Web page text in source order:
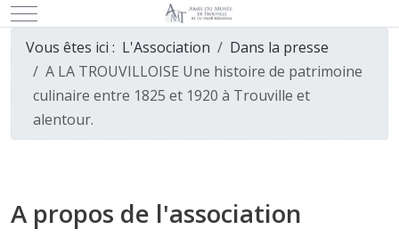
Mobile Menu Toggle
Vous êtes ici : L'Association
Dans la presse
A LA TROUVILLOISE Une histoire de patrimoine
culinaire entre 1825 et 1920 à Trouville et
alentour.
A propos de l'association